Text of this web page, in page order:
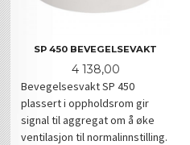
SP 450 BEVEGELSEVAKT
Pris
4 138,00
Bevegelsesvakt SP 450
plassert i oppholdsrom gir
signal til aggregat om å øke
ventilasjon til normalinnstilling.